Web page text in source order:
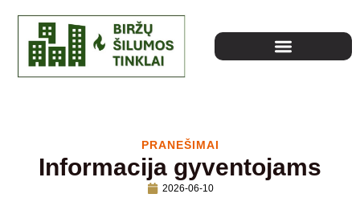
PRANEŠIMAI
Informacija gyventojams
2026-06-10